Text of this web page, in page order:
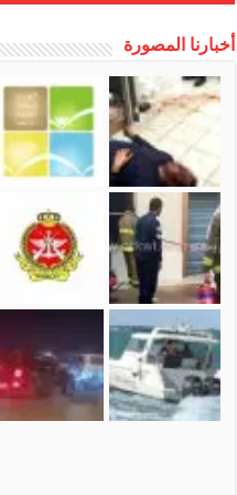
أخبارنا المصورة